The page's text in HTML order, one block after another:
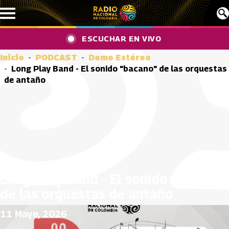
Pasar al contenido principal
ESCUCHAR EN VIVO
Inicio PODCAST
Demo Estéreo
Long Play Band - El sonido "bacano" de las orquestas
de antaño
11 Mayo, 2026